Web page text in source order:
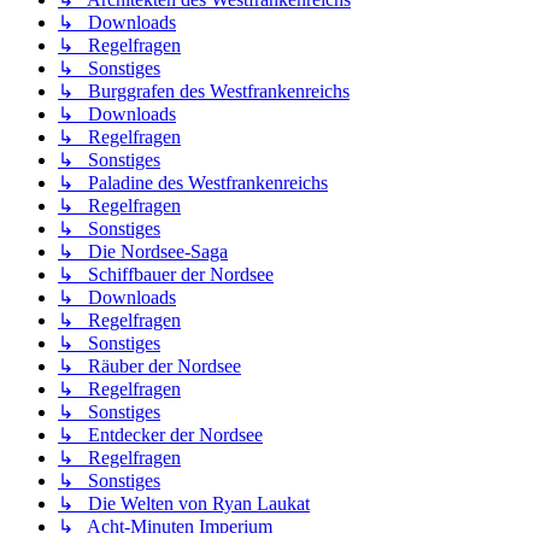
↳ Downloads
↳ Regelfragen
↳ Sonstiges
↳ Burggrafen des Westfrankenreichs
↳ Downloads
↳ Regelfragen
↳ Sonstiges
↳ Paladine des Westfrankenreichs
↳ Regelfragen
↳ Sonstiges
↳ Die Nordsee-Saga
↳ Schiffbauer der Nordsee
↳ Downloads
↳ Regelfragen
↳ Sonstiges
↳ Räuber der Nordsee
↳ Regelfragen
↳ Sonstiges
↳ Entdecker der Nordsee
↳ Regelfragen
↳ Sonstiges
↳ Die Welten von Ryan Laukat
↳ Acht-Minuten Imperium